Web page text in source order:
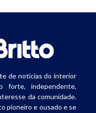
de notícias do interior
forte, independente,
da comunidade.
pioneiro e ousado e se